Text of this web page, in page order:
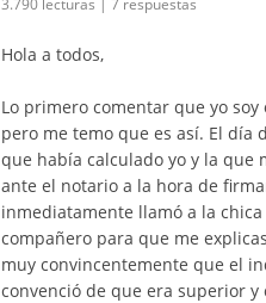
3.790 lecturas | 7 respuestas
Hola a todos,
Lo primero comentar que yo
pero me temo que es así. El día
que había calculado yo y la que
ante el notario a la hora de
inmediatamente llamó a la
compañero para que me
muy convincentemente que el
convenció de que era superior